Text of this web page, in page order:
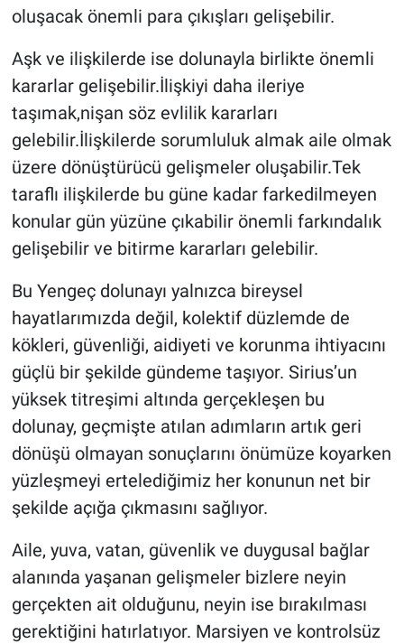
oluşacak önemli para çıkışları gelişebilir.
Aşk ve ilişkilerde ise dolunayla birlikte önemli
kararlar gelişebilir.İlişkiyi daha ileriye
taşımak,nişan söz evlilik kararları
gelebilir.İlişkilerde sorumluluk almak aile olmak
üzere dönüştürücü gelişmeler oluşabilir.Tek
taraflı ilişkilerde bu güne kadar farkedilmeyen
konular gün yüzüne çıkabilir önemli farkındalık
gelişebilir ve bitirme kararları gelebilir.
Bu Yengeç dolunayı yalnızca bireysel
hayatlarımızda değil, kolektif düzlemde de
kökleri, güvenliği, aidiyeti ve korunma ihtiyacını
güçlü bir şekilde gündeme taşıyor. Sirius’un
yüksek titreşimi altında gerçekleşen bu
dolunay, geçmişte atılan adımların artık geri
dönüşü olmayan sonuçlarını önümüze koyarken
yüzleşmeyi ertelediğimiz her konunun net bir
şekilde açığa çıkmasını sağlıyor.
Aile, yuva, vatan, güvenlik ve duygusal bağlar
alanında yaşanan gelişmeler bizlere neyin
gerçekten ait olduğunu, neyin ise bırakılması
gerektiğini hatırlatıyor. Marsiyen ve kontrolsüz